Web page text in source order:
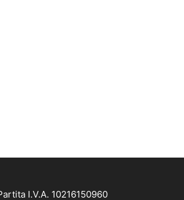
I.V.A. 10216150960